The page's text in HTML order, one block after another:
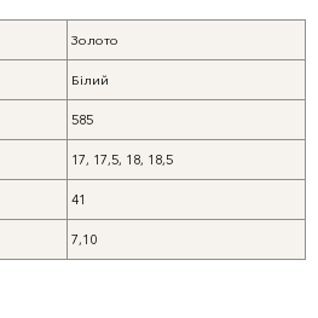
Золото
Білий
585
17, 17,5, 18, 18,5
41
7,10